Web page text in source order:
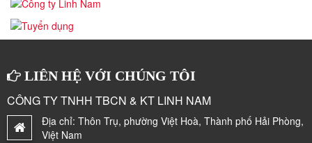
LIÊN HỆ VỚI CHÚNG TÔI
CÔNG TY TNHH TBCN & KT LINH NAM
Địa chỉ: Thôn Trụ, phường Việt Hoà, Thành phố Hải Phòng,
Việt Nam